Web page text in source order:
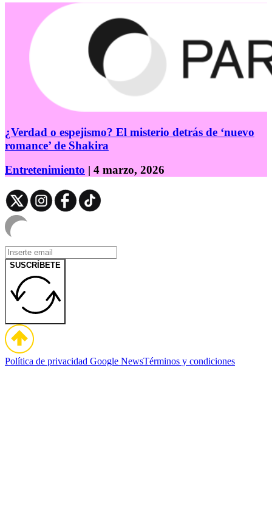
¿Verdad o espejismo? El misterio detrás de ‘nuevo
romance’ de Shakira
Entretenimiento | 4 marzo, 2026
SUSCRÍBETE
Política de privacidad Google NewsTérminos y condiciones